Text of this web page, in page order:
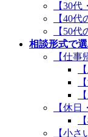
【30
【40
【50
相談形式で
【仕
【休
【小